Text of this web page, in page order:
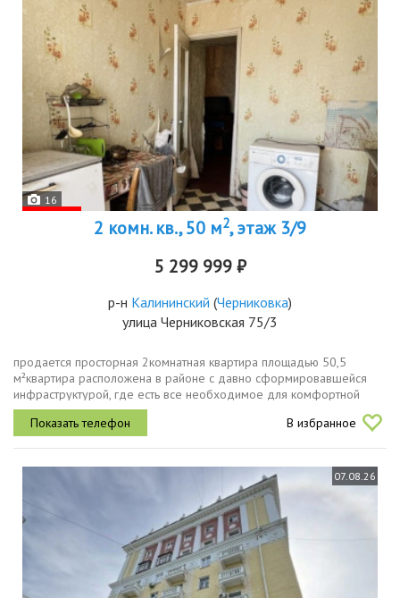
16
2 комн. кв., 50 м2, этаж 3/9
5 299 999 ₽
р-н Калининский (Черниковка)
улица Черниковская 75/3
продается просторная 2комнатная квартира площадью 50,5
м²квартира расположена в районе с давно сформировавшейся
инфраструктурой, где есть все необходимое для комфортной
жизни. это отличный вариант как для семьи с детьми, так и для тех,
кто ценит...
В избранное
07.08.26